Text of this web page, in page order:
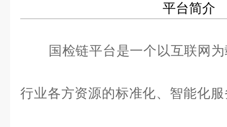
平台简介
国检链平台是一个以互联网
行业各方资源的标准化、智能化